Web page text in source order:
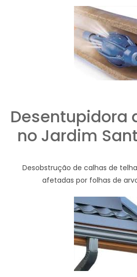
Desentupidora
no Jardim
Desobstrução de calhas de
afetadas por folhas de